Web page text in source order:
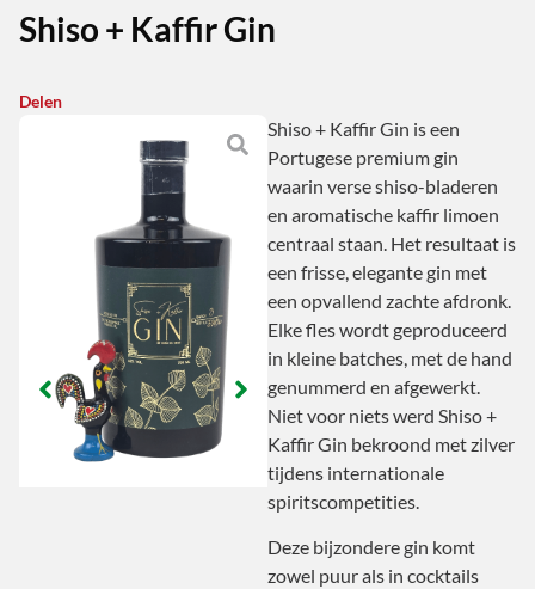
Shiso + Kaffir Gin
Delen
Shiso + Kaffir Gin is een
Portugese premium gin
waarin verse shiso-bladeren
en aromatische kaffir limoen
centraal staan. Het resultaat is
een frisse, elegante gin met
een opvallend zachte afdronk.
Elke fles wordt geproduceerd
in kleine batches, met de hand
genummerd en afgewerkt.
Niet voor niets werd Shiso +
Kaffir Gin bekroond met zilver
tijdens internationale
spiritscompetities.
Deze bijzondere gin komt
zowel puur als in cocktails